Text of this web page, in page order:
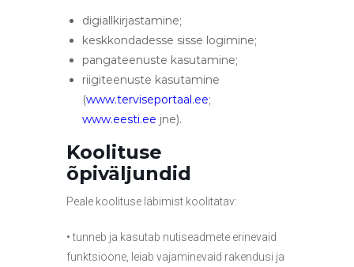
digiallkirjastamine;
keskkondadesse sisse logimine;
pangateenuste kasutamine;
riigiteenuste kasutamine
(www.terviseportaal.ee;
www.eesti.ee jne).
Koolituse
õpiväljundid
Peale koolituse läbimist koolitatav:
• tunneb ja kasutab nutiseadmete erinevaid
funktsioone, leiab vajaminevaid rakendusi ja